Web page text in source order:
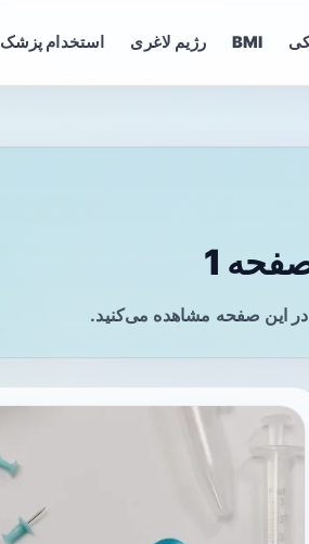
BMI رژیم لاغری استخدام پزشک
1
در این صفحه مشاهده می‌کنید.